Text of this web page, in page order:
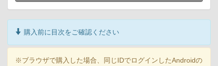
購入前に目次をご確認ください
※ブラウザで購入した場合、同じIDでログインしたAndroidの